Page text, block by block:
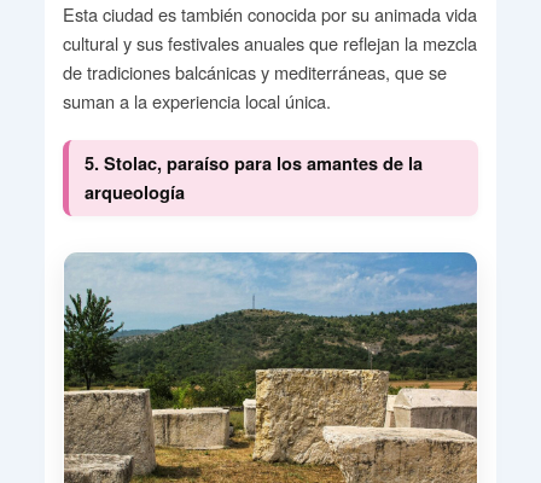
Esta ciudad es también conocida por su animada vida
cultural y sus festivales anuales que reflejan la mezcla
de tradiciones balcánicas y mediterráneas, que se
suman a la experiencia local única.
5. Stolac, paraíso para los amantes de la
arqueología